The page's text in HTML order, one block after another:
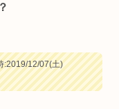
:2019/12/07(土)